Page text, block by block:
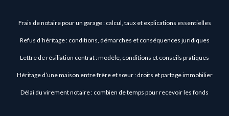
Frais de notaire pour un garage : calcul, taux et explications essentielles
Refus d’héritage : conditions, démarches et conséquences juridiques
Lettre de résiliation contrat : modèle, conditions et conseils pratiques
Héritage d’une maison entre frère et sœur : droits et partage immobilier
Délai du virement notaire : combien de temps pour recevoir les fonds